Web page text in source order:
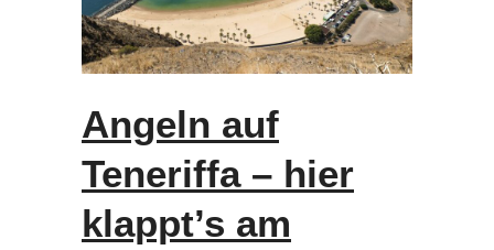
Angeln auf
Teneriffa – hier
klappt’s am